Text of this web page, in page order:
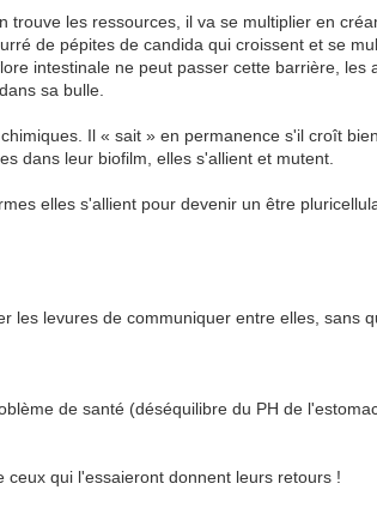
les ressources, il va se multiplier en
de pépites de candida qui croissent et se
intestinale ne peut passer cette barrière, les
sa bulle.
Il « sait » en permanence s'il croît
dans leur biofilm, elles s'allient et mutent.
elles s'allient pour devenir un être
les levures de communiquer entre elles, sans
de santé (déséquilibre du PH de
qui l'essaieront donnent leurs retours !